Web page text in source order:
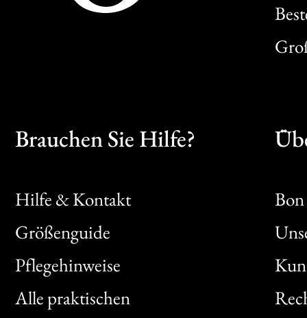
Brauchen Sie Hilfe?
Hilfe & Kontakt
Größenguide
Pflegehinweise
Alle praktischen
Bon
Clic